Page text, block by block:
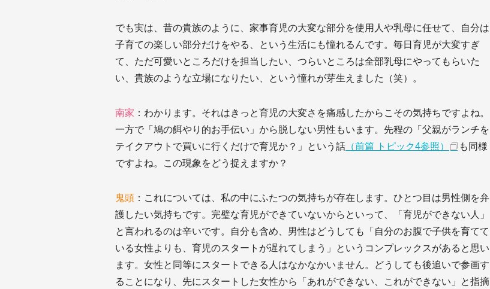
でも実は、昔の貴族のように、家事育児の大変な部分を使用人や乳母に任せて、自分は
子育ての楽しい部分だけをやる、という生活にも憧れるんです。毎日育児が大変すぎ
て、ただ可愛いところだけを担当したい、つらいところは全部乳母にやってもらいた
い、貴族のような立場になりたい、という憧れが芽生えました（笑）。
南家 ：わかります。それはきっと育児の大変さを痛感したからこその気持ちですよね。
一方で「鳩の餌やり的お手伝い」から脱しない男性もいます。先程の「父親がランチを
テイクアウトで買いに行くだけで育児か？」という話 （前篇 トピック4参照）
も同様
ですよね。この現象をどう捉えますか？
鬼頭 ：これについては、私の中にふたつの気持ちが存在します。ひとつ目は男性側を弁
護したい気持ちです。完璧な育児ができていないからといって、「育児ができない人」
と言われるのは辛いです。自分も含め、男性はどうしても「自分のお腹で子供を育てて
いる女性よりも、育児のスタートが遅れてしまう」というコンプレックスがあると思い
ます。女性と同等にスタートできる人はなかなかいません。どうしても後追いで参画す
ることになり、先にスタートした女性から「あれができない、これができない」と指摘